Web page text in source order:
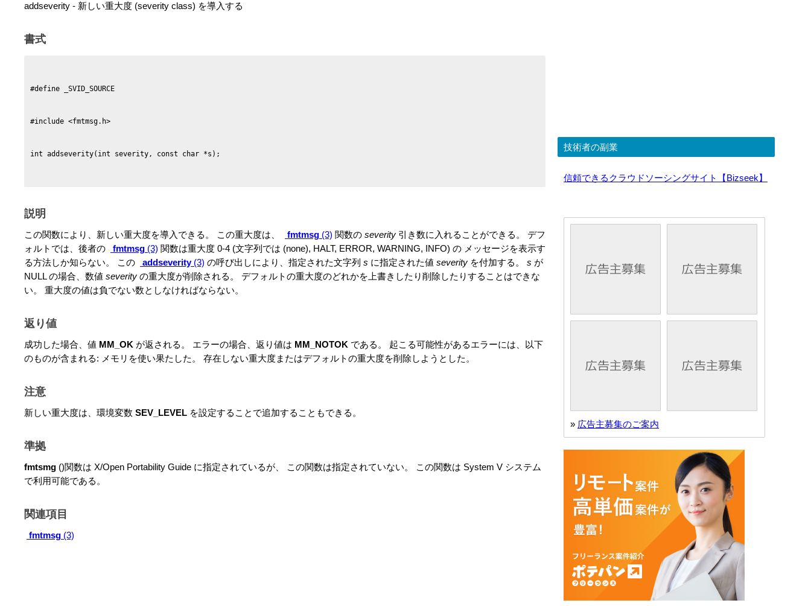
addseverity - 新しい重大度 (severity class) を導入する
書式
説明
この関数により、新しい重大度を導入できる。 この重大度は、 fmtmsg (3) 関数の severity 引き数に入れることができる。 デフ
ォルトでは、後者の
fmtmsg (3) 関数は重大度 0-4 (文字列では (none), HALT, ERROR, WARNING, INFO) の メッセージを表示す
る方法しか知らない。 この
addseverity(3) の呼び出しにより、指定された文字列 s に指定された値 severity を付加する。 s が
NULL の場合、数値 severity の重大度が削除される。 デフォルトの重大度のどれかを上書きしたり削除したりすることはできな
い。 重大度の値は負でない数としなければならない。
返り値
成功した場合、値 MM_OK が返される。 エラーの場合、返り値は MM_NOTOK である。 起こる可能性があるエラーには、以下
のものが含まれる: メモリを使い果たした。 存在しない重大度またはデフォルトの重大度を削除しようとした。
注意
新しい重大度は、環境変数 SEV_LEVEL を設定することで追加することもできる。
準拠
fmtsmg ()関数は X/Open Portability Guide に指定されているが、 この関数は指定されていない。 この関数は System V システム
で利用可能である。
関連項目
fmtmsg (3)
技術者の副業
信頼できるクラウドソーシングサイト【Bizseek】
» 広告主募集のご案内